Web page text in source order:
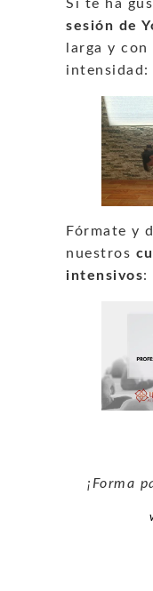
Si te ha
sesión de
larga y
intensidad:
Fórmate y
nuestros
intensivos:
¡Forma